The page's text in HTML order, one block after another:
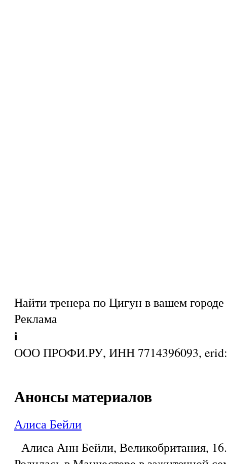
Найти тренера по Цигун в вашем городе
Реклама
i
ООО ПРОФИ.РУ, ИНН 7714396093,
Анонсы материалов
Алиса Бейли
Алиса Анн Бейли, Великобритания,